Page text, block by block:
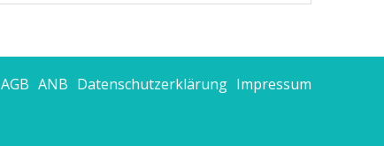
AGB ANB Datenschutzerklärung Impressum